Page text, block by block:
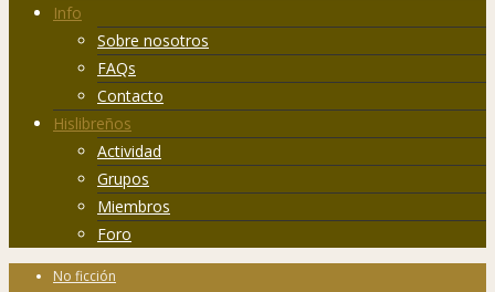
Info
Sobre nosotros
FAQs
Contacto
Hislibreños
Actividad
Grupos
Miembros
Foro
No ficción